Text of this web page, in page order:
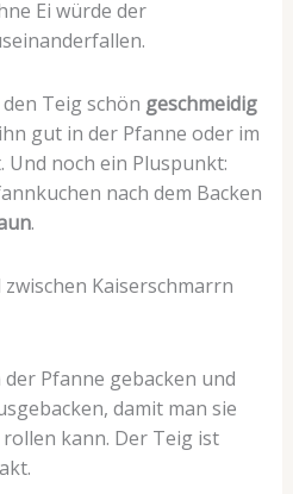
Ei würde der
Teig schön geschmeidig
gut in der Pfanne oder im
Und noch ein Pluspunkt:
nach dem Backen
.
Kaiserschmarrn
Pfanne gebacken und
damit man sie
kann. Der Teig ist